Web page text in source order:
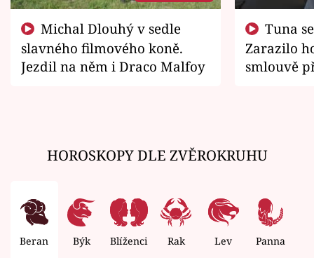
slavného filmového koně.
Jezdil na něm i Draco Malfoy
Zarazilo
smlouvě
HOROSKOPY DLE ZVĚROKRUHU
Beran Býk Blíženci Rak Lev Panna